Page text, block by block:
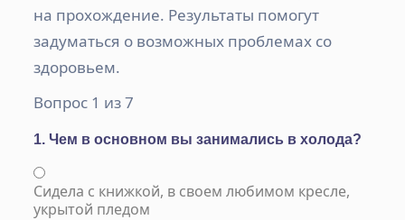
на прохождение. Результаты помогут
задуматься о возможных проблемах со
здоровьем.
Вопрос 1 из 7
1. Чем в основном вы занимались в холода?
Сидела с книжкой, в своем любимом кресле,
укрытой пледом